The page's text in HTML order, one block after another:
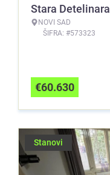
Stara Detelinara
NOVI SAD
ŠIFRA: #573323
€60.630
Stanovi